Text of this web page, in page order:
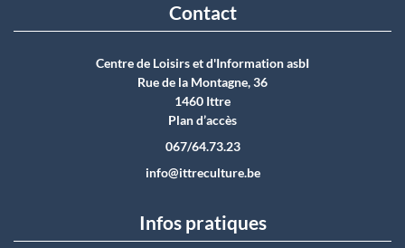
Contact
Centre de Loisirs et d'Information asbI
Rue de la Montagne, 36
1460 Ittre
Plan d’accès
067/64.73.23
info@ittreculture.be
Infos pratiques